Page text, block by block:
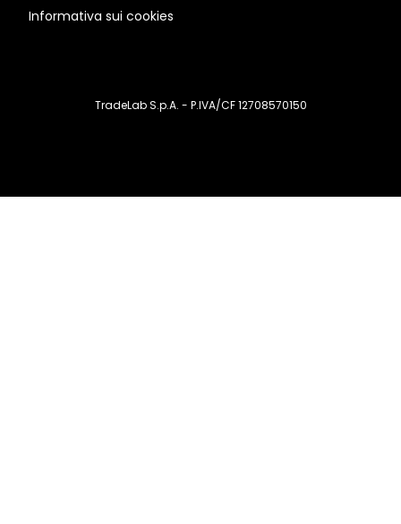
Informativa sui cookies
TradeLab S.p.A. - P.IVA/CF 12708570150